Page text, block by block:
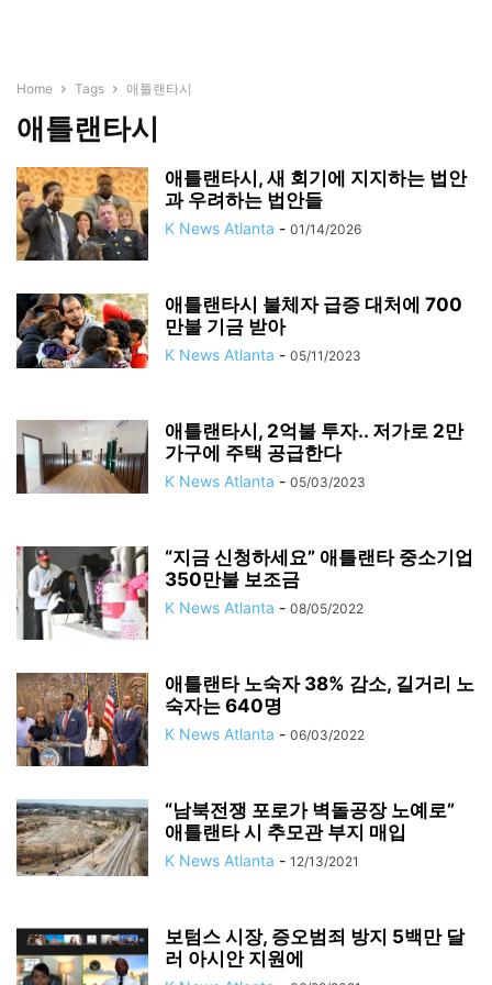
Home Tags 애틀랜타시
애틀랜타시
애틀랜타시, 새 회기에 지지하는 법안
과 우려하는 법안들
K News Atlanta - 01/14/2026
애틀랜타시 불체자 급증 대처에 700
만불 기금 받아
K News Atlanta - 05/11/2023
애틀랜타시, 2억불 투자.. 저가로 2만
가구에 주택 공급한다
K News Atlanta - 05/03/2023
“지금 신청하세요” 애틀랜타 중소기업
350만불 보조금
K News Atlanta - 08/05/2022
애틀랜타 노숙자 38% 감소, 길거리 노
숙자는 640명
K News Atlanta - 06/03/2022
“남북전쟁 포로가 벽돌공장 노예로”
애틀랜타 시 추모관 부지 매입
K News Atlanta - 12/13/2021
보텀스 시장, 증오범죄 방지 5백만 달
러 아시안 지원에